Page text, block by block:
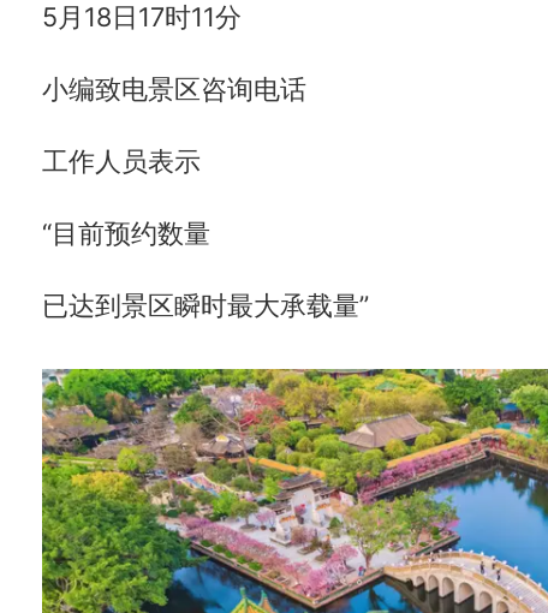
5月18日17时11分
小编致电景区咨询电话
工作人员表示
“目前预约数量
已达到景区瞬时最大承载量”